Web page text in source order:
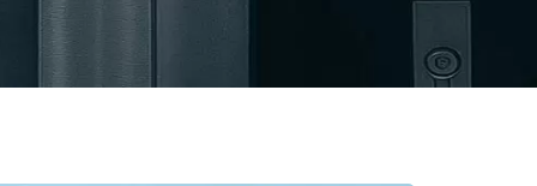
Производству OEM/ODM